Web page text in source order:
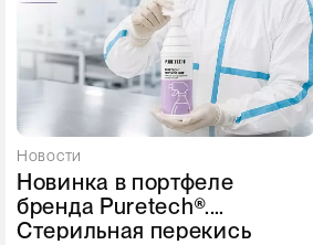
Новости
Новинка в портфеле
бренда Puretech®.
Стерильная перекись